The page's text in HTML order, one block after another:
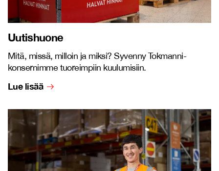
Uutishuone
Mitä, missä, milloin ja miksi? Syvenny Tokmanni-
konsernimme tuoreimpiin kuulumisiin.
Lue lisää